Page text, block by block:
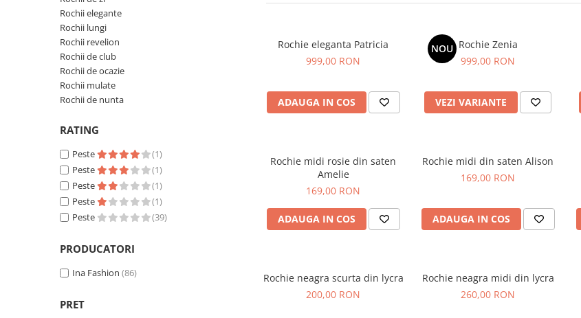
Rochii elegante
Rochii lungi
Rochii revelion
Rochii de club
Rochii de ocazie
Rochii mulate
Rochii de nunta
RATING
Peste
(1)
Peste
(1)
Peste
(1)
Peste
(1)
Peste
(39)
PRODUCATORI
Ina Fashion (86)
PRET
Rochie eleganta Patricia
999,00 RON
ADAUGA IN COS
NOU Rochie Zenia
999,00 RON
VEZI VARIANTE
Rochie midi rosie din saten
Amelie
169,00 RON
ADAUGA IN COS
Rochie midi din saten Alison
169,00 RON
ADAUGA IN COS
Rochie neagra scurta din lycra
200,00 RON
Rochie neagra midi din lycra
260,00 RON